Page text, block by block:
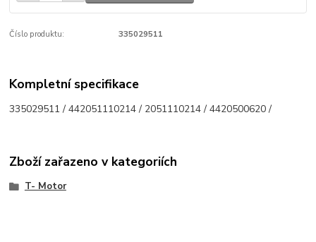
Číslo produktu: 335029511
Kompletní specifikace
335029511 / 442051110214 / 2051110214 / 4420500620 /
Zboží zařazeno v kategoriích
T- Motor